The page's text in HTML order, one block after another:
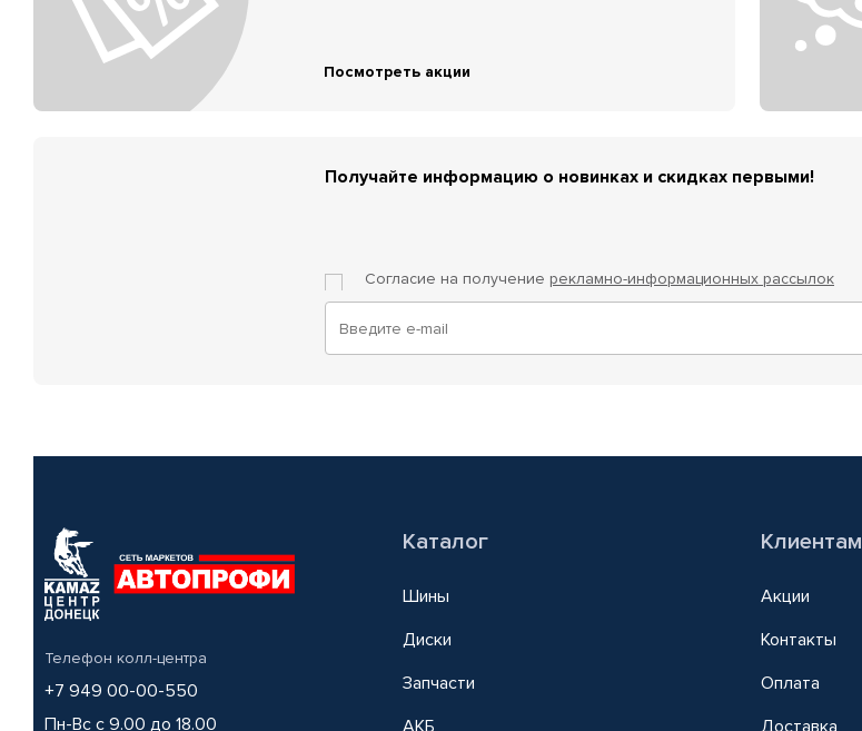
Посмотреть акции
Получайте информацию о новинках и скидках первыми!
Согласие на получение рекламно-информационных рассылок
Телефон колл-центра
+7 949 00-00-550
Пн-Вс с 9.00 до 18.00
Каталог
Шины
Диски
Запчасти
АКБ
Клиентам
Акции
Контакты
Оплата
Доставка